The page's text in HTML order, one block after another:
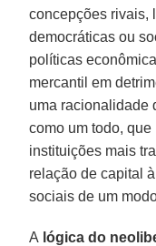
concepções rivais,
democráticas ou
políticas
mercantil em
uma racionalidade
como um todo,
instituições mais
relação de capital
sociais de um
A lógica do